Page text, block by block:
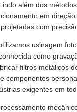
além dos
em
com
usinagem
como
filtros metálicos
componentes
exigentes em